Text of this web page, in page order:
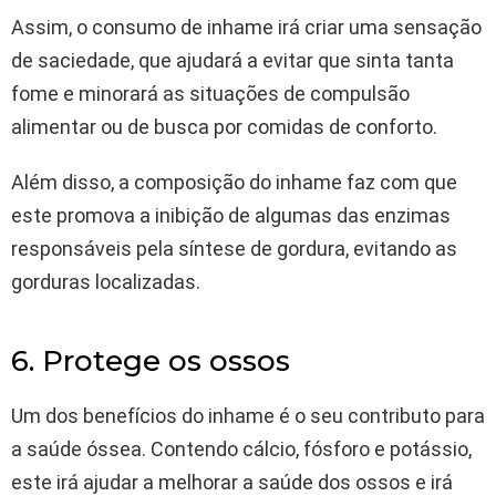
Assim, o consumo de inhame irá criar uma sensação
de saciedade, que ajudará a evitar que sinta tanta
fome e minorará as situações de compulsão
alimentar ou de busca por comidas de conforto.
Além disso, a composição do inhame faz com que
este promova a inibição de algumas das enzimas
responsáveis pela síntese de gordura, evitando as
gorduras localizadas.
6. Protege os ossos
Um dos benefícios do inhame é o seu contributo para
a saúde óssea. Contendo cálcio, fósforo e potássio,
este irá ajudar a melhorar a saúde dos ossos e irá